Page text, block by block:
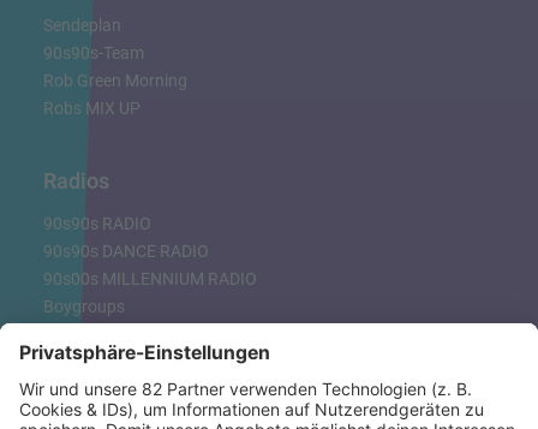
Sendeplan
90s90s-Team
Rob Green Morning
Robs MIX UP
Radios
90s90s RADIO
90s90s DANCE RADIO
90s00s MILLENNIUM RADIO
Boygroups
Clubhits
Dinnerparty
Eurodance